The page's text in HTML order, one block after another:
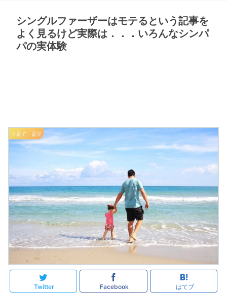
シングルファーザーはモテるという記事を
よく見るけど実際は．．．いろんなシンパ
パの実体験
子育て・育児
Twitter Facebook はてブ